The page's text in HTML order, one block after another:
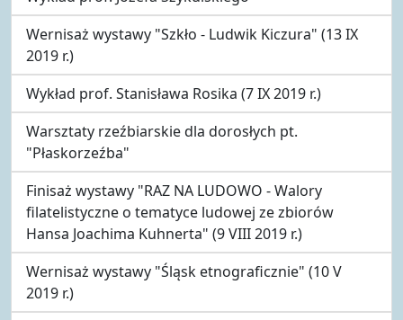
Wernisaż wystawy "Szkło - Ludwik Kiczura" (13 IX
2019 r.)
Wykład prof. Stanisława Rosika (7 IX 2019 r.)
Warsztaty rzeźbiarskie dla dorosłych pt.
"Płaskorzeźba"
Finisaż wystawy "RAZ NA LUDOWO - Walory
filatelistyczne o tematyce ludowej ze zbiorów
Hansa Joachima Kuhnerta" (9 VIII 2019 r.)
Wernisaż wystawy "Śląsk etnograficznie" (10 V
2019 r.)